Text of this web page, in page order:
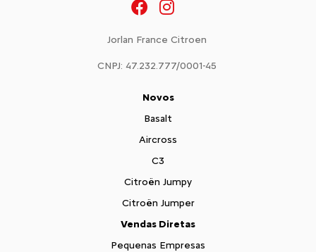
Jorlan France Citroen
CNPJ: 47.232.777/0001-45
Novos
Basalt
Aircross
C3
Citroën Jumpy
Citroën Jumper
Vendas Diretas
Pequenas Empresas